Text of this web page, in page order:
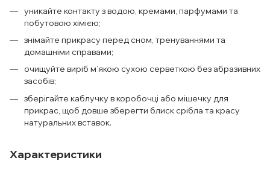
уникайте контакту з водою, кремами, парфумами та
побутовою хімією;
знімайте прикрасу перед сном, тренуваннями та
домашніми справами;
очищуйте виріб м’якою сухою серветкою без абразивних
засобів;
зберігайте каблучку в коробочці або мішечку для
прикрас, щоб довше зберегти блиск срібла та красу
натуральних вставок.
Характеристики